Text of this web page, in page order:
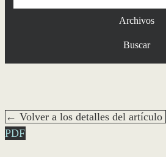
Archivos
Buscar
← Volver a los detalles del artículo
PDF